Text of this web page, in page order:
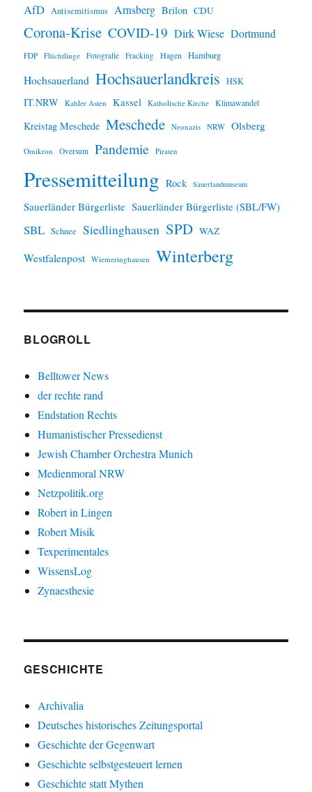
sAfD Antisemitismus Arnsberg Brilon CDU
Corona-Krise COVID-19 Dirk Wiese Dortmund
FDP Flüchtlinge Fotografie Fracking Hagen Hamburg
Hochsauerland Hochsauerlandkreis HSK
IT.NRW Kahler Asten Kassel Katholische Kirche Klimawandel
Kreistag Meschede Meschede Neonazis NRW Olsberg
Omikron Oversum Pandemie Piraten
Pressemitteilung Rock Sauerlandmuseum
Sauerländer Bürgerliste Sauerländer Bürgerliste (SBL/FW)
SBL Schnee Siedlinghausen SPD WAZ
Westfalenpost Wiemeringhausen Winterberg
BLOGROLL
Belltower News
der rechte rand
Endstation Rechts
Humanistischer Pressedienst
Jewish Chamber Orchestra Munich
Medienmoral NRW
Netzpolitik.org
Robert in Lingen
Robert Misik
Texperimentales
WissensLog
Zynaesthesie
GESCHICHTE
Archivalia
Deutsches historisches Zeitungsportal
Geschichte der Gegenwart
Geschichte selbstgesteuert lernen
Geschichte statt Mythen